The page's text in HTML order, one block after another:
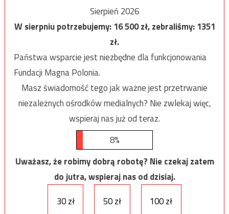
Sierpień 2026
W sierpniu potrzebujemy:16 500zł, zebraliśmy:1351
zł.
Państwa wsparcie jest niezbędne dla funkcjonowania
Fundacji Magna Polonia.
Masz świadomość tego jak ważne jest przetrwanie
niezależnych ośrodków medialnych? Nie zwlekaj więc,
wspieraj nas już od teraz.
8%
Uważasz, że robimy dobrą robotę? Nie czekaj zatem
do jutra, wspieraj nas od dzisiaj.
30 zł
50 zł 100 zł